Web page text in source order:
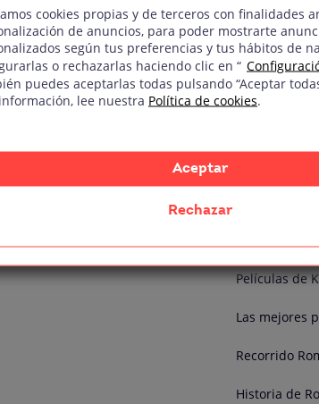
Mejores
Formación
Mejor
Películas de
Las mejores
Recorrido
Historia de
cookies propias y de terceros con finalidades
de anuncios, para poder mostrarte
según tus preferencias y tus hábitos de
o rechazarlas haciendo clic en “
puedes aceptarlas todas pulsando “Aceptar
lee nuestra Política de cookies.
Aceptar
Rechazar